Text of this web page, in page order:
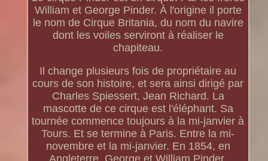
William et George Pinder. À l'origine il porte
le nom de Cirque Britania, du nom du navire
dont les voiles serviront à réaliser le
chapiteau.
Il change plusieurs fois de propriétaire au
cours de son histoire, et sera ainsi dirigé par
Charles Spiessert, Jean Richard. La
mascotte de ce cirque est l'éléphant. Sa
tournée commence toujours à la mi-janvier à
Tours. Et se termine à Paris. Entre la mi-
novembre et la mi-janvier. En 1854, en